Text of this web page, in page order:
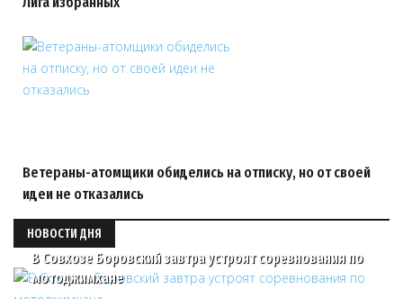
Ветераны-атомщики обиделись на отписку, но от своей
идеи не отказались
НОВОСТИ ДНЯ
В Совхозе Боровский завтра устроят соревнования по
мотоджимхане